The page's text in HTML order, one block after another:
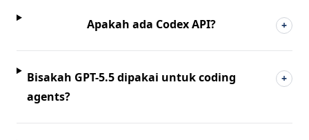
Apakah ada Codex API? +
Bisakah GPT-5.5 dipakai untuk coding
agents?
+